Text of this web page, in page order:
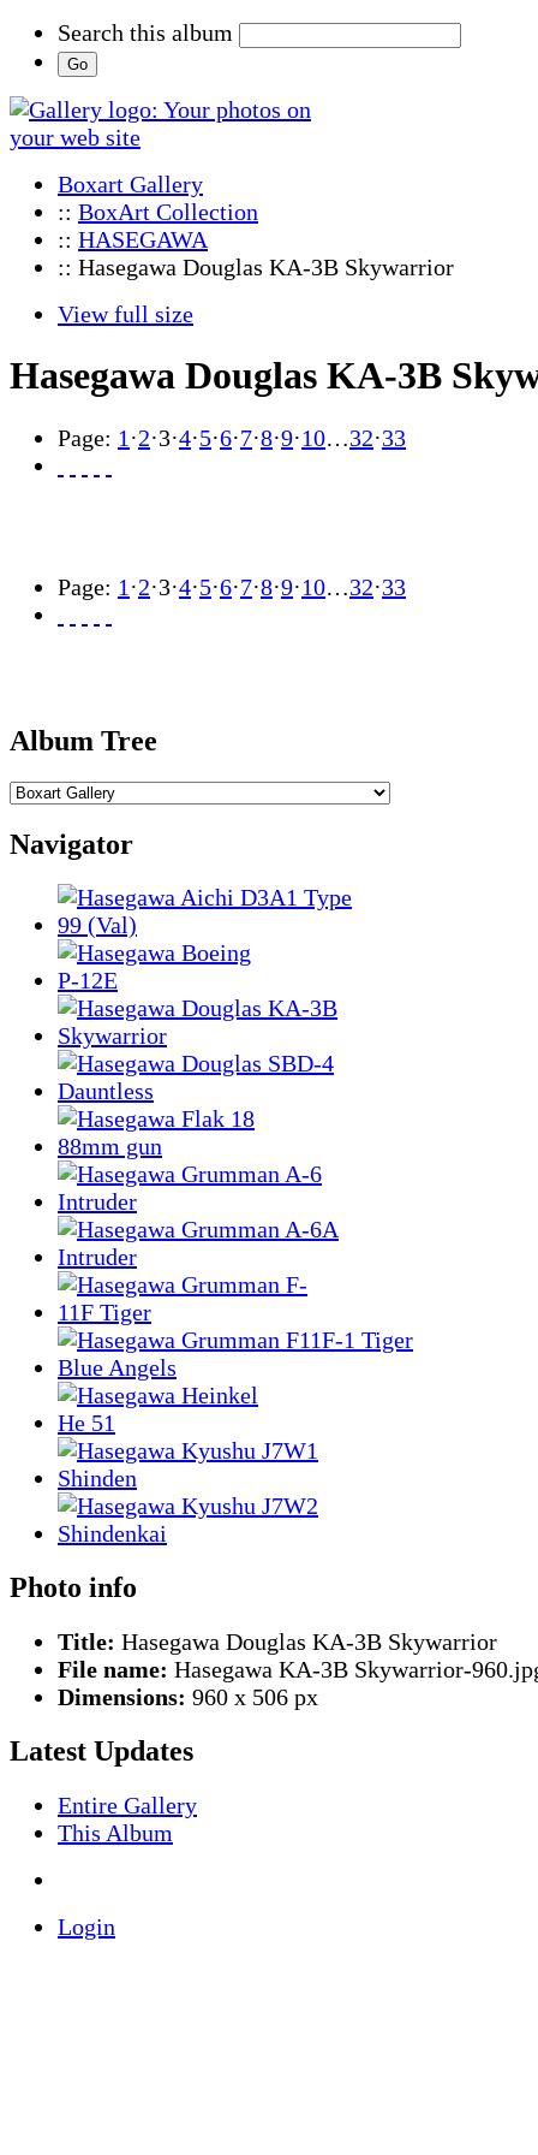
Search this album
Boxart Gallery
:: BoxArt Collection
:: HASEGAWA
:: Hasegawa Douglas KA-3B Skywarrior
View full size
Hasegawa Douglas KA-3B
Page: 1 ·2·3·4·5·6·7·8·9·10…32·33
Page: 1 ·2·3·4·5·6·7·8·9·10…32·33
Album Tree
Navigator
Photo info
Title: Hasegawa Douglas KA-3B Skywarrior
File name: Hasegawa KA-3B Skywarrior-
Dimensions: 960 x 506 px
Latest Updates
Entire Gallery
This Album
Login